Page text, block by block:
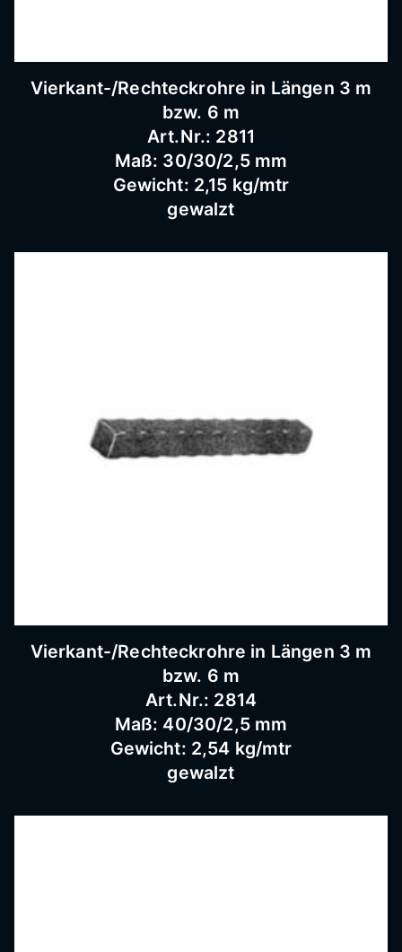
hle,
Schmi
ederar
beiten,
rei
Vierkant-/Rechteckrohre in Längen 3 m
bzw. 6 m
Art.Nr.: 2811
Maß: 30/30/2,5 mm
Gewicht: 2,15 kg/mtr
gewalzt
Vierkant-/Rechteckrohre in Längen 3 m
bzw. 6 m
Art.Nr.: 2814
Maß: 40/30/2,5 mm
Gewicht: 2,54 kg/mtr
gewalzt